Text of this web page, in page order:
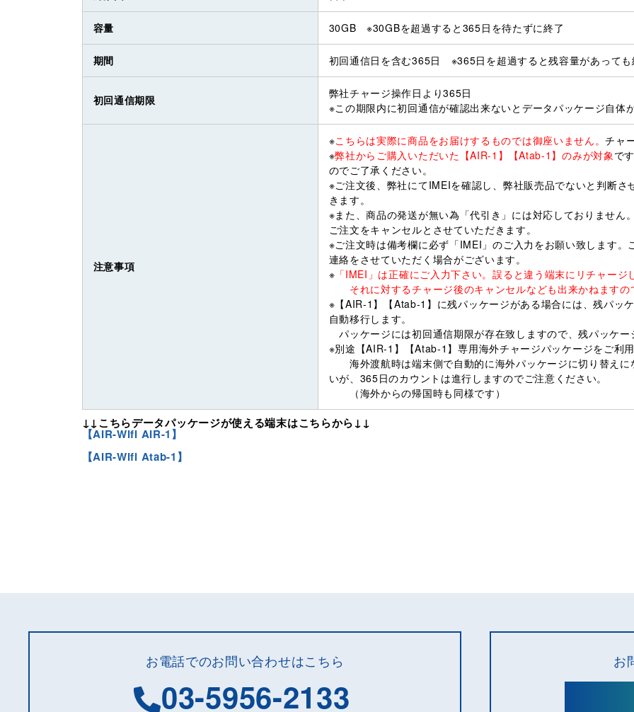
容量 30GB ※30GBを超過すると365日を待たずに終了
期間 初回通信日を含む365日 ※365日を超過すると残容量があっても
初回通信期限
弊社チャージ操作日より365日
※この期限内に初回通信が確認出来ないとデータパッケージ自体
注意事項
※こちらは実際に商品をお届けするものでは御座いません。チャ
※弊社からご購入いただいた【AIR-1】【Atab-1】のみが対象 で
のでご了承ください。
※ご注文後、弊社にてIMEIを確認し、弊社販売品でないと判断
きます。
※また、商品の発送が無い為「代引き」には対応しておりません
ご注文をキャンセルとさせていただきます。
※ご注文時は備考欄に必ず「IMEI」のご入力をお願い致します
連絡をさせていただく場合がございます。
※ 「IMEI」は正確にご入力下さい。誤ると違う端末にリチャー
それに対するチャージ後のキャンセルなども出来かねますの
※【AIR-1】【Atab-1】に残パッケージがある場合には、残パッ
自動移行します。
パッケージには初回通信期限が存在致しますので、残パッケ
※別途【AIR-1】【Atab-1】専用海外チャージパッケージをご利
海外渡航時は端末側で自動的に海外パッケージに切り替えに
いが、365日のカウントは進行しますのでご注意ください。
（海外からの帰国時も同様です）
↓↓こちらデータパッケージが使える端末はこちらから↓↓
【AIR-Wifi AIR-1】
【AIR-Wifi Atab-1】
お電話でのお問い合わせはこちら
03-5956-2133
お